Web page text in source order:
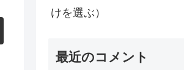
けを選ぶ）
最近のコメント